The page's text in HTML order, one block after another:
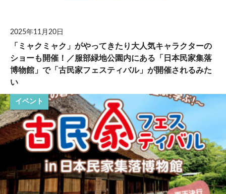
2025年11月20日
「ミャクミャク」がやってきたり大人気キャラクターの
ショーも開催！／服部緑地公園内にある「日本民家集落
博物館」で「古民家フェスティバル」が開催されるみた
い
イベント